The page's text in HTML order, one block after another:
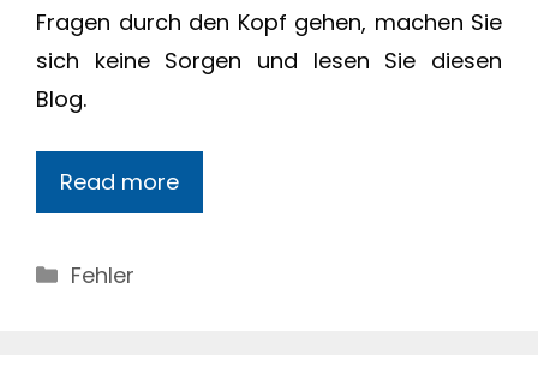
Fragen durch den Kopf gehen, machen Sie
sich keine Sorgen und lesen Sie diesen
Blog.
Read more
Categories
Fehler